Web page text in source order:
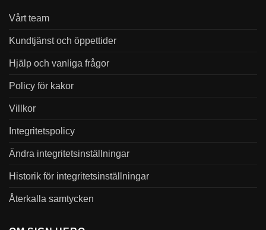
Vårt team
Kundtjänst och öppettider
Hjälp och vanliga frågor
Policy för kakor
Villkor
Integritetspolicy
Ändra integritetsinställningar
Historik för integritetsinställningar
Återkalla samtycken